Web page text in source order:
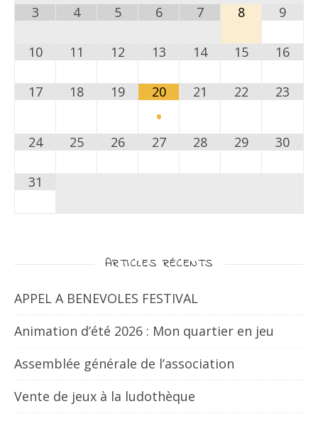
3 4 5 6 7 8 9
10 11 12 13 14 15 16
17 18 19 20
•
21 22 23
24 25 26 27 28 29 30
31
ARTICLES RÉCENTS
APPEL A BENEVOLES FESTIVAL
Animation d’été 2026 : Mon quartier en jeu
Assemblée générale de l’association
Vente de jeux à la ludothèque